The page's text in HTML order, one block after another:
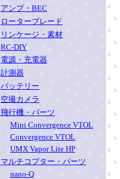
アンプ・BEC
ローターブレード
リンケージ・素材
RC-DIY
電源・充電器
計測器
バッテリー
空撮カメラ
飛行機・パーツ
Mini Convergence VTOL
Convergence VTOL
UMX Vapor Lite HP
マルチコプター・パーツ
nano-Q